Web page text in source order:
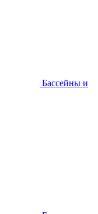
Бассейны и